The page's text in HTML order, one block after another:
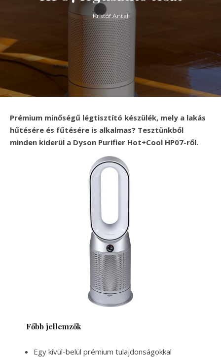
Kristóf Antal
Prémium minőségű légtisztító készülék, mely a lakás
hűtésére és fűtésére is alkalmas? Tesztünkből
minden kiderül a Dyson Purifier Hot+Cool HP07-ről.
Főbb jellemzők
Egy kívül-belül prémium tulajdonságokkal